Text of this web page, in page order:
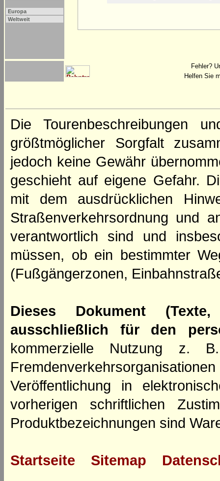
Europa
Weltweit
Fehler?
Helfen Sie
Die Tourenbeschreibungen
größtmöglicher Sorgfalt
jedoch keine Gewähr
geschieht auf eigene Gefahr.
mit dem ausdrücklichen
Straßenverkehrsordnung und
verantwortlich sind und
müssen, ob ein bestimmter
(Fußgängerzonen,
Dieses Dokument
ausschließlich für den
kommerzielle Nutzung z.
Veröffentlichung in
vorherigen schriftlichen
Produktbezeichnungen sind
Startseite Sitemap